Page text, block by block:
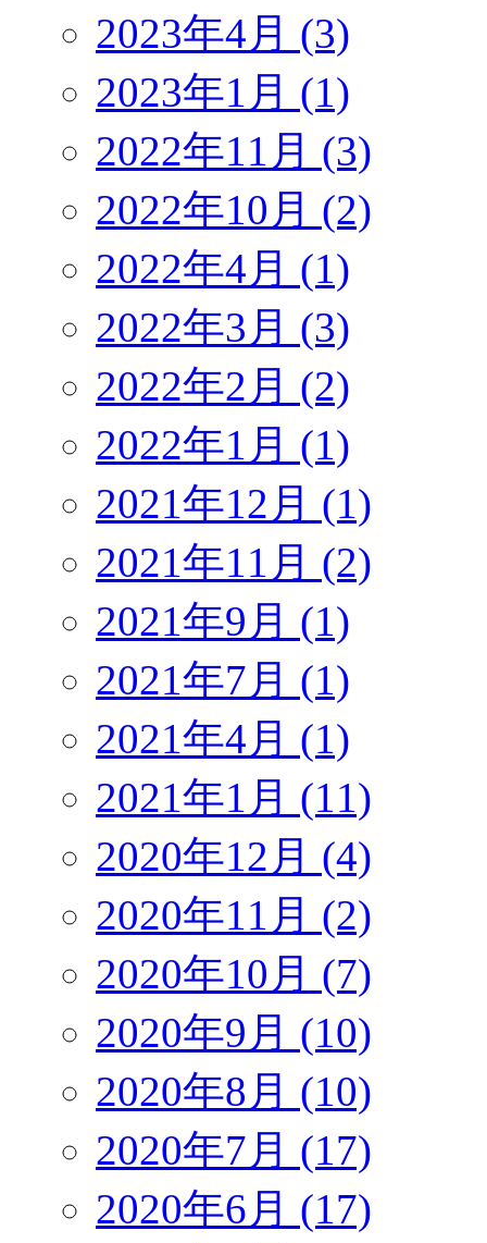
2023年4月 (3)
2023年1月 (1)
2022年11月 (3)
2022年10月 (2)
2022年4月 (1)
2022年3月 (3)
2022年2月 (2)
2022年1月 (1)
2021年12月 (1)
2021年11月 (2)
2021年9月 (1)
2021年7月 (1)
2021年4月 (1)
2021年1月 (11)
2020年12月 (4)
2020年11月 (2)
2020年10月 (7)
2020年9月 (10)
2020年8月 (10)
2020年7月 (17)
2020年6月 (17)